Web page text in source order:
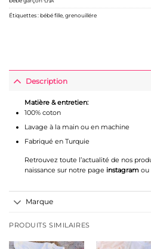
Étiquettes : bébé fille,grenouillére
Description
Matière & entretien:
100% coton
Lavage à la main ou en machine
Fabriqué en Turquie
Retrouvez toute l’actualité de nos
naissance sur notre page instagram ou
Marque
PRODUITS SIMILAIRES